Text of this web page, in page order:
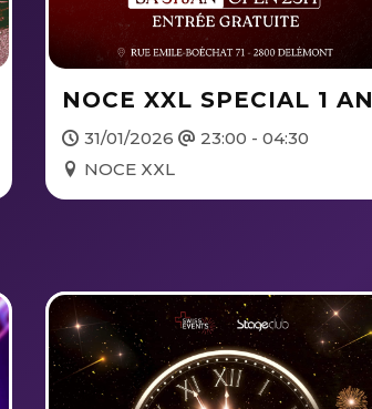
NOCE XXL SPECIAL 1 AN
31/01/2026
23:00 - 04:30
NOCE XXL